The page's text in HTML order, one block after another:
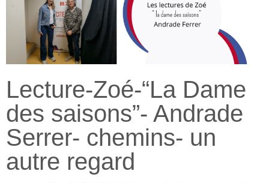
Lecture-Zoé-“La Dame
des saisons”- Andrade
Serrer- chemins- un
autre regard